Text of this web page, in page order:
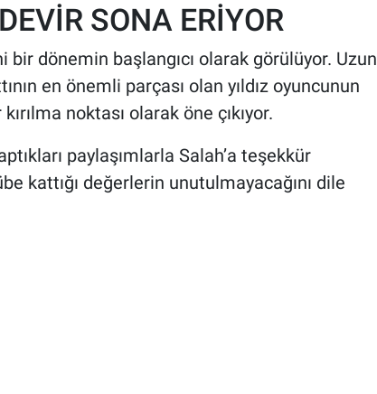
SONA ERİYOR
bir dönemin başlangıcı olarak görülüyor. Uzun
en önemli parçası olan yıldız oyuncunun
noktası olarak öne çıkıyor.
paylaşımlarla Salah’a teşekkür
kattığı değerlerin unutulmayacağını dile